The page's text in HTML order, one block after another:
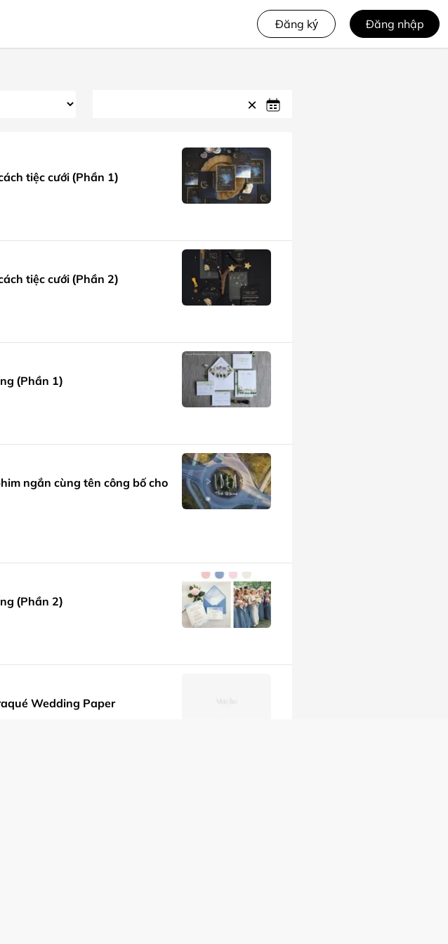
Đăng ký Đăng nhập
tiệc cưới (Phần 1)
tiệc cưới (Phần 2)
(Phần 1)
ngắn cùng tên công bố cho
(Phần 2)
Wedding Paper